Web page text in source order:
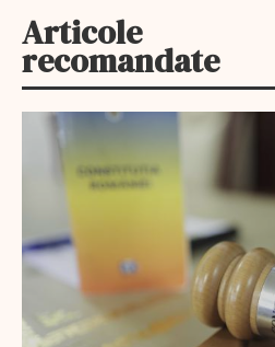
Articole
recomandate